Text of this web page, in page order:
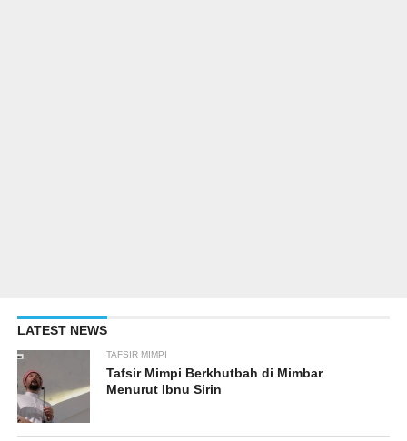
LATEST NEWS
TAFSIR MIMPI
Tafsir Mimpi Berkhutbah di Mimbar
Menurut Ibnu Sirin